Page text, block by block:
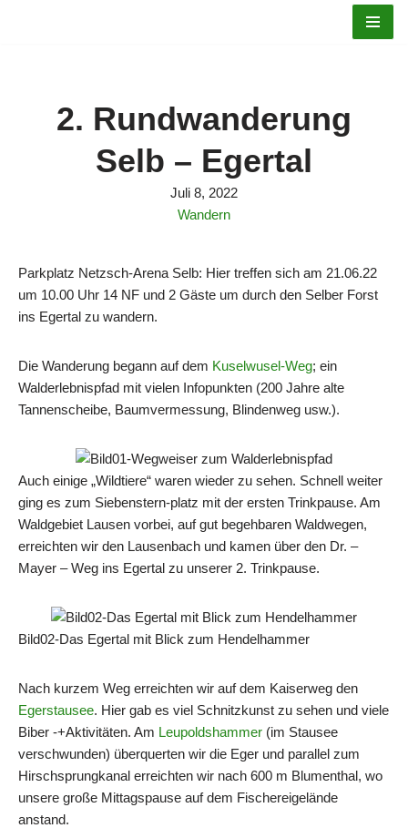
2. Rundwanderung
Selb – Egertal
Juli 8, 2022
Wandern
Parkplatz Netzsch-Arena Selb: Hier treffen sich am 21.06.22
um 10.00 Uhr 14 NF und 2 Gäste um durch den Selber Forst
ins Egertal zu wandern.
Die Wanderung begann auf dem Kuselwusel-Weg; ein
Walderlebnispfad mit vielen Infopunkten (200 Jahre alte
Tannenscheibe, Baumvermessung, Blindenweg usw.).
Auch einige „Wildtiere“ waren wieder zu sehen. Schnell weiter
ging es zum Siebenstern-platz mit der ersten Trinkpause. Am
Waldgebiet Lausen vorbei, auf gut begehbaren Waldwegen,
erreichten wir den Lausenbach und kamen über den Dr. –
Mayer – Weg ins Egertal zu unserer 2. Trinkpause.
Bild02-Das Egertal mit Blick zum Hendelhammer
Nach kurzem Weg erreichten wir auf dem Kaiserweg den
Egerstausee. Hier gab es viel Schnitzkunst zu sehen und viele
Biber -+Aktivitäten. Am Leupoldshammer (im Stausee
verschwunden) überquerten wir die Eger und parallel zum
Hirschsprungkanal erreichten wir nach 600 m Blumenthal, wo
unsere große Mittagspause auf dem Fischereigelände
anstand.